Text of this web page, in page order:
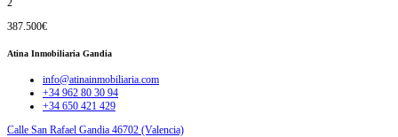
2
387.500€
Atina Inmobiliaria Gandia
info@atinainmobiliaria.com
+34 962 80 30 94
+34 650 421 429
Calle San Rafael Gandia 46702 (Valencia)